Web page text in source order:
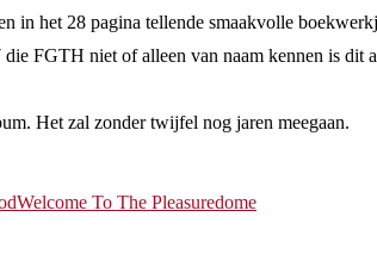
in het 28 pagina tellende smaakvolle
FGTH niet of alleen van naam kennen is
Het zal zonder twijfel nog jaren meegaan.
Welcome To The Pleasuredome